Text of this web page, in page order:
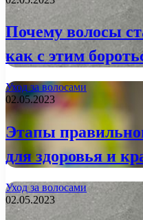
Почему волосы
как с этим
Уход за волосами
02.05.2023
Этапы
для здоровья и
Уход за волосами
02.05.2023